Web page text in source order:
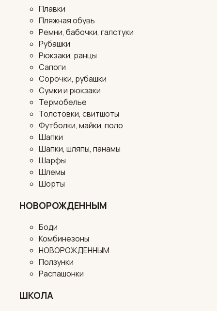
Плавки
Пляжная обувь
Ремни, бабочки, галстуки
Рубашки
Рюкзаки, ранцы
Сапоги
Сорочки, рубашки
Сумки и рюкзаки
Термобелье
Толстовки, свитшоты
Футболки, майки, поло
Шапки
Шапки, шляпы, панамы
Шарфы
Шлемы
Шорты
НОВОРОЖДЕННЫМ
Боди
Комбинезоны
НОВОРОЖДЕННЫМ
Ползунки
Распашонки
ШКОЛА